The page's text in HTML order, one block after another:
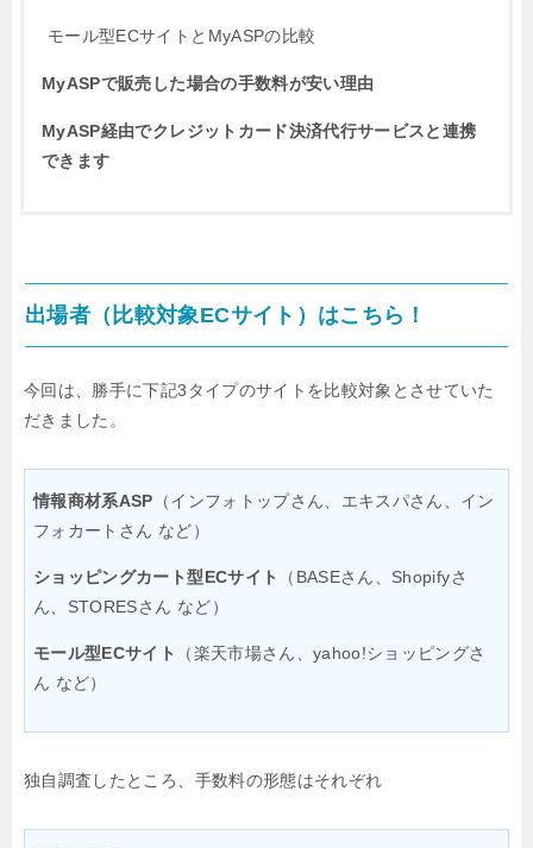
モール型ECサイトとMyASPの比較
MyASPで販売した場合の手数料が安い理由
MyASP経由でクレジットカード決済代行サービスと連携
できます
出場者（比較対象ECサイト）はこちら！
今回は、勝手に下記3タイプのサイトを比較対象とさせていた
だきました。
情報商材系ASP （インフォトップさん、エキスパさん、イン
フォカートさん など）
ショッピングカート型ECサイト
（BASEさん、Shopifyさ
ん、STORESさん など）
モール型ECサイト
（楽天市場さん、yahoo!ショッピングさ
ん など）
独自調査したところ、手数料の形態はそれぞれ